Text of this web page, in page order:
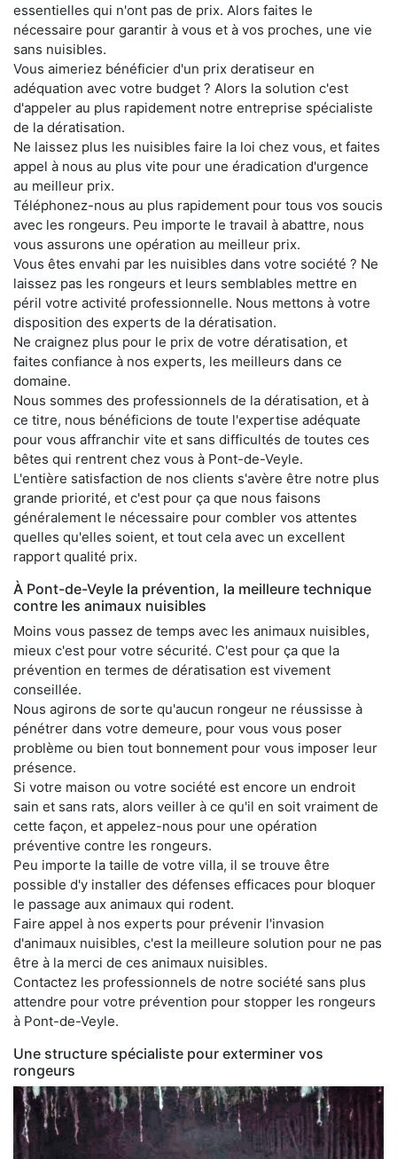
essentielles qui n'ont pas de prix. Alors faites le
nécessaire pour garantir à vous et à vos proches, une vie
sans nuisibles.
Vous aimeriez bénéficier d'un prix deratiseur en
adéquation avec votre budget ? Alors la solution c'est
d'appeler au plus rapidement notre entreprise spécialiste
de la dératisation.
Ne laissez plus les nuisibles faire la loi chez vous, et faites
appel à nous au plus vite pour une éradication d'urgence
au meilleur prix.
Téléphonez-nous au plus rapidement pour tous vos soucis
avec les rongeurs. Peu importe le travail à abattre, nous
vous assurons une opération au meilleur prix.
Vous êtes envahi par les nuisibles dans votre société ? Ne
laissez pas les rongeurs et leurs semblables mettre en
péril votre activité professionnelle. Nous mettons à votre
disposition des experts de la dératisation.
Ne craignez plus pour le prix de votre dératisation, et
faites confiance à nos experts, les meilleurs dans ce
domaine.
Nous sommes des professionnels de la dératisation, et à
ce titre, nous bénéficions de toute l'expertise adéquate
pour vous affranchir vite et sans difficultés de toutes ces
bêtes qui rentrent chez vous à Pont-de-Veyle.
L'entière satisfaction de nos clients s'avère être notre plus
grande priorité, et c'est pour ça que nous faisons
généralement le nécessaire pour combler vos attentes
quelles qu'elles soient, et tout cela avec un excellent
rapport qualité prix.
À Pont-de-Veyle la prévention, la meilleure technique
contre les animaux nuisibles
Moins vous passez de temps avec les animaux nuisibles,
mieux c'est pour votre sécurité. C'est pour ça que la
prévention en termes de dératisation est vivement
conseillée.
Nous agirons de sorte qu'aucun rongeur ne réussisse à
pénétrer dans votre demeure, pour vous vous poser
problème ou bien tout bonnement pour vous imposer leur
présence.
Si votre maison ou votre société est encore un endroit
sain et sans rats, alors veiller à ce qu'il en soit vraiment de
cette façon, et appelez-nous pour une opération
préventive contre les rongeurs.
Peu importe la taille de votre villa, il se trouve être
possible d'y installer des défenses efficaces pour bloquer
le passage aux animaux qui rodent.
Faire appel à nos experts pour prévenir l'invasion
d'animaux nuisibles, c'est la meilleure solution pour ne pas
être à la merci de ces animaux nuisibles.
Contactez les professionnels de notre société sans plus
attendre pour votre prévention pour stopper les rongeurs
à Pont-de-Veyle.
Une structure spécialiste pour exterminer vos
rongeurs